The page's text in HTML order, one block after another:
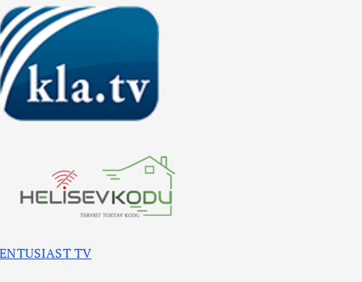
ENTUSIAST TV